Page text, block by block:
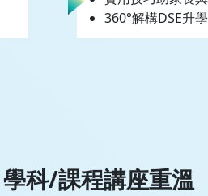
360°解構DSE升
學科/課程講座重溫